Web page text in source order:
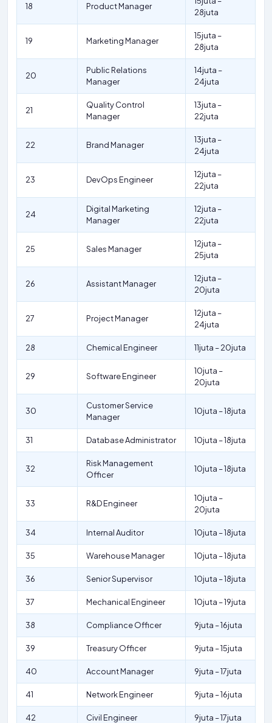
18 Product Manager
28juta
19 Marketing Manager
15juta –
28juta
20
Public Relations
Manager
14juta –
24juta
21
Quality Control
Manager
13juta –
22juta
22 Brand Manager
13juta –
24juta
23 DevOps Engineer
12juta –
22juta
24
Digital Marketing
Manager
12juta –
22juta
25 Sales Manager
12juta –
25juta
26 Assistant Manager
12juta –
20juta
27 Project Manager
12juta –
24juta
28 Chemical Engineer 11juta – 20juta
29 Software Engineer
10juta –
20juta
30
Customer Service
Manager
10juta – 18juta
31 Database Administrator 10juta – 18juta
32
Risk Management
Officer
10juta – 18juta
33 R&D Engineer
10juta –
20juta
34 Internal Auditor 10juta – 18juta
35 Warehouse Manager 10juta – 18juta
36 Senior Supervisor 10juta – 18juta
37 Mechanical Engineer 10juta – 19juta
38 Compliance Officer 9juta – 16juta
39 Treasury Officer 9juta – 15juta
40 Account Manager 9juta – 17juta
41 Network Engineer 9juta – 16juta
42 Civil Engineer 9juta – 17juta